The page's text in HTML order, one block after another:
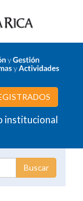
institucional